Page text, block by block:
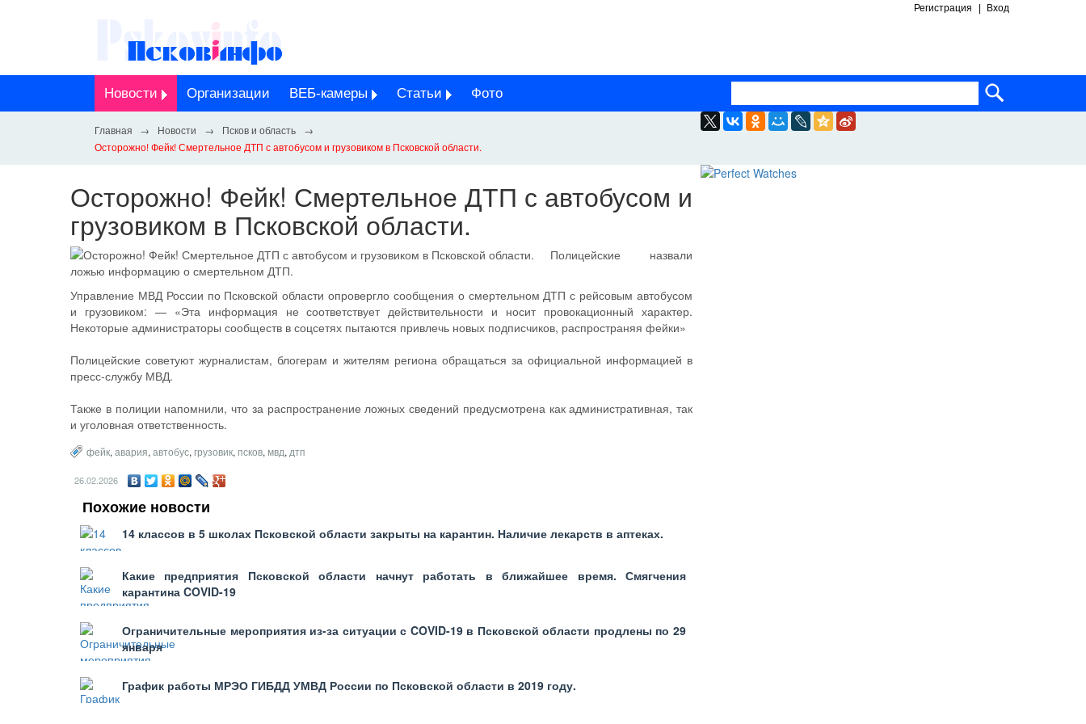
Регистрация Вход
Новости Организации ВЕБ-камеры Статьи Фото
Новости
Псков и область
Осторожно! Фейк! Смертельное ДТП с автобусом и грузовиком в Псковской области.
Осторожно! Фейк! Смертельное ДТП с автобусом и
грузовиком в Псковской области.
Полицейские назвали
ложью информацию о смертельном ДТП.
Управление МВД России по Псковской области опровергло сообщения о смертельном ДТП с рейсовым автобусом
и грузовиком: — «Эта информация не соответствует действительности и носит провокационный характер.
Некоторые администраторы сообществ в соцсетях пытаются привлечь новых подписчиков, распространяя фейки»
Полицейские советуют журналистам, блогерам и жителям региона обращаться за официальной информацией в
пресс-службу МВД.
Также в полиции напомнили, что за распространение ложных сведений предусмотрена как административная, так
и уголовная ответственность.
фейк, авария, автобус, грузовик, псков, мвд, дтп
26.02.2026
Похожие новости
14 классов в 5 школах Псковской области закрыты на карантин. Наличие лекарств в аптеках.
Какие предприятия Псковской области начнут работать в ближайшее время. Смягчения
карантина COVID-19
Ограничительные мероприятия из-за ситуации с COVID-19 в Псковской области продлены по 29
января
График работы МРЭО ГИБДД УМВД России по Псковской области в 2019 году.